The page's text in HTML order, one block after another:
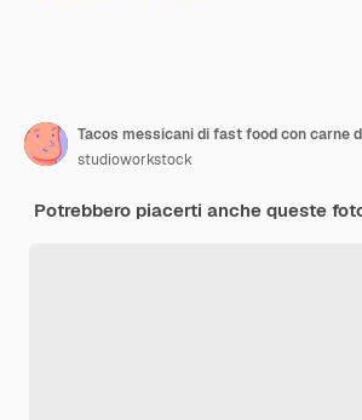
studioworkstock
Potrebbero piacerti anche queste